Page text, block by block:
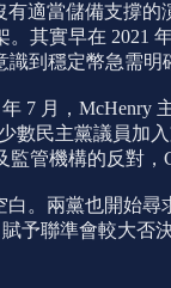
適當儲備支撐
其實早在 2021
到穩定幣急需明
月，McHenry 主
數民主黨議員加
管機構的反對，
。兩黨也開始尋
予聯準會較大否